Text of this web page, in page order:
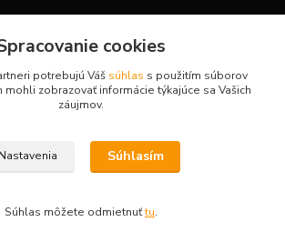
15 hod.)
na Eshop-rychlo.sk
cookies
potrebujú Váš súhlas s použitím súborov
mohli zobrazovať informácie týkajúce sa Vašich
záujmov.
Nastavenia Súhlasím
Súhlas môžete odmietnuťtu.